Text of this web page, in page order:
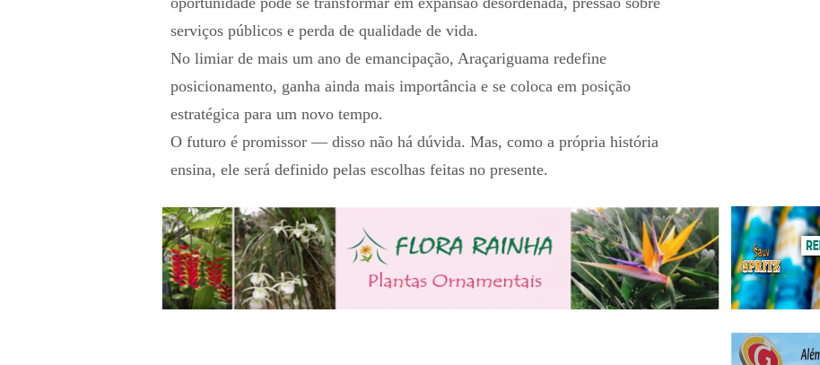
serviços públicos e perda de qualidade de vida.
No limiar de mais um ano de emancipação, Araçariguama redefine
posicionamento, ganha ainda mais importância e se coloca em posição
estratégica para um novo tempo.
O futuro é promissor — disso não há dúvida. Mas, como a própria história
ensina, ele será definido pelas escolhas feitas no presente.